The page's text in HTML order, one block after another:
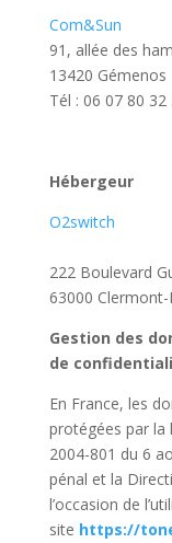
Com&Sun
91, allée des
13420 Gémenos
Tél : 06 07 80 32
Hébergeur
O2switch
222 Boulevard
63000 Clermont-
Gestion des
de
En France, les
protégées par la
2004-801 du 6
pénal et la
l’occasion de
site https://